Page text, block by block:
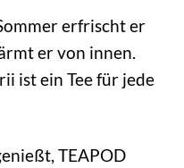
erfrischt er
er von innen.
ist ein Tee für jede
TEAPOD